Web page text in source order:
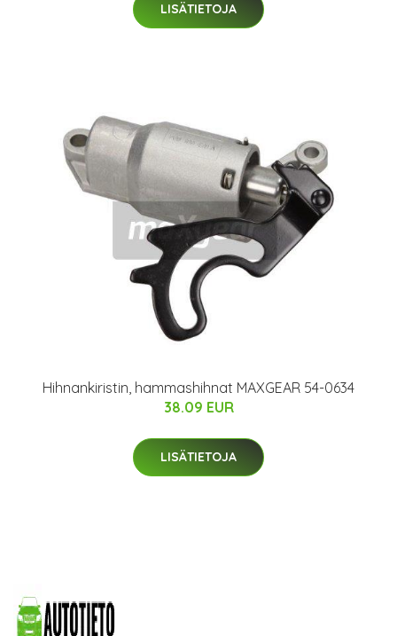
LISÄTIETOJA
Hihnankiristin, hammashihnat MAXGEAR 54-0634
38.09 EUR
LISÄTIETOJA